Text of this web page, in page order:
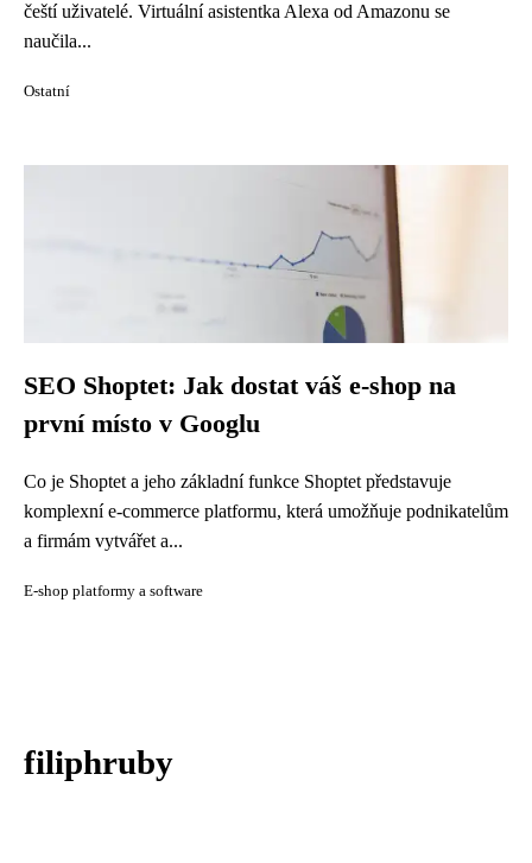
čeští uživatelé. Virtuální asistentka Alexa od Amazonu se
naučila...
Ostatní
SEO Shoptet: Jak dostat váš e-shop na
první místo v Googlu
Co je Shoptet a jeho základní funkce Shoptet představuje
komplexní e-commerce platformu, která umožňuje podnikatelům
a firmám vytvářet a...
E-shop platformy a software
filiphruby